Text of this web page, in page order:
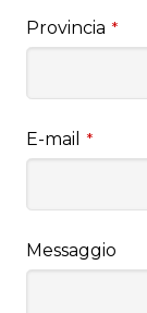
Provincia *
E-mail *
Messaggio